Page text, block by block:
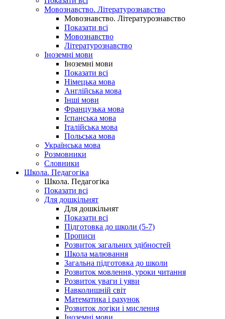
Мовознавство. Літературознавство
Мовознавство. Літературознавство
Показати всі
Мовознавство
Літературознавство
Іноземні мови
Іноземні мови
Показати всі
Німецька мова
Англійська мова
Інші мови
Французька мова
Іспанська мова
Італійська мова
Польська мова
Українська мова
Розмовники
Словники
Школа. Педагогіка
Школа. Педагогіка
Показати всі
Для дошкільнят
Для дошкільнят
Показати всі
Підготовка до школи (5-7)
Прописи
Розвиток загальних здібностей
Школа малювання
Загальна підготовка до школи
Розвиток мовлення, уроки читання
Розвиток уваги і уяви
Навколишній світ
Математика і рахунок
Розвиток логіки і мислення
Іноземні мови